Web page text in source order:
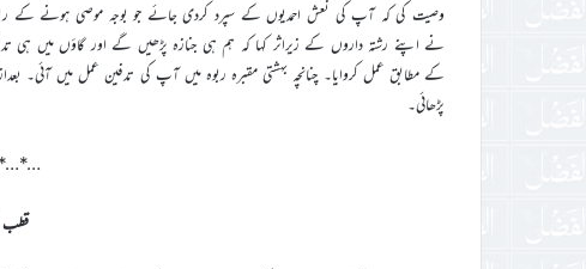
وصیت کی کہ آپ کی نعش احمدیوں کے سپرد کردی جائے جو بوجہ موصی ہونے
نے اپنے رشتہ داروں کے زیراثر کہا کہ ہم ہی جنازہ پڑھیں گے اور گاؤں میں
کے مطابق عمل کروایا۔ چنانچہ بہشتی مقبرہ ربوہ میں آپ کی تدفین عمل میں آئی۔
پڑھائی۔
قطب